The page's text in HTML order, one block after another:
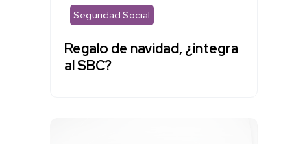
Seguridad Social
Regalo de navidad, ¿integra
al SBC?